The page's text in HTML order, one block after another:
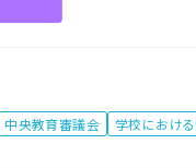
中央教育審議会 学校におけ